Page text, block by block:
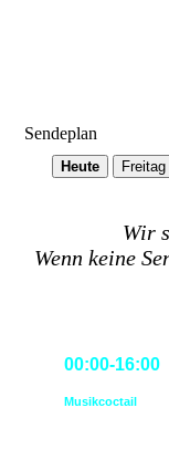
Sendeplan
Heute Freitag
Wir
Wenn keine
00:00-16:00
Musikcoctail